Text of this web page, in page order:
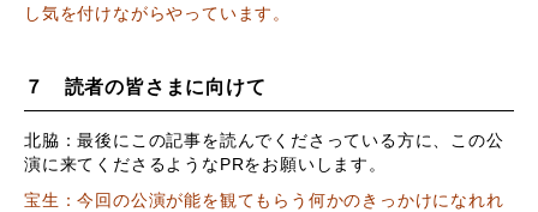
し気を付けながらやっています。
７ 読者の皆さまに向けて
北脇：最後にこの記事を読んでくださっている方に、この公
演に来てくださるような PRをお願いします。
宝生：今回の公演が能を観てもらう何かのきっかけになれれ